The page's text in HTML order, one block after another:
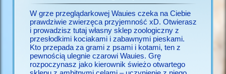
W grze przeglądarkowej Wauies czeka na Ciebie
prawdziwie zwierzęca przyjemność xD. Otwierasz
i prowadzisz tutaj własny sklep zoologiczny z
przesłodkimi kociakami i zabawnymi pieskami.
Kto przepada za grami z psami i kotami, ten z
pewnością ulegnie czarowi Wauies. Grę
rozpoczynasz jako kierownik świeżo otwartego